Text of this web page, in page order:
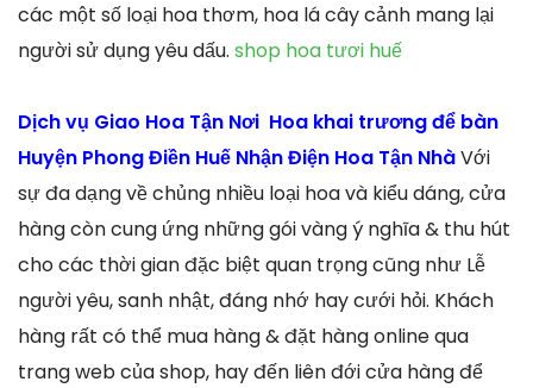
các một số loại hoa thơm, hoa lá cây cảnh mang lại
người sử dụng yêu dấu. shop hoa tươi huế
Dịch vụ Giao Hoa Tận Nơi Hoa khai trương để bàn
Huyện Phong Điền Huế Nhận Điện Hoa Tận NhàVới
sự đa dạng về chủng nhiều loại hoa và kiểu dáng, cửa
hàng còn cung ứng những gói vàng ý nghĩa & thu hút
cho các thời gian đặc biệt quan trọng cũng như Lễ
người yêu, sanh nhật, đáng nhớ hay cưới hỏi. Khách
hàng rất có thể mua hàng & đặt hàng online qua
trang web của shop, hay đến liên đới cửa hàng để